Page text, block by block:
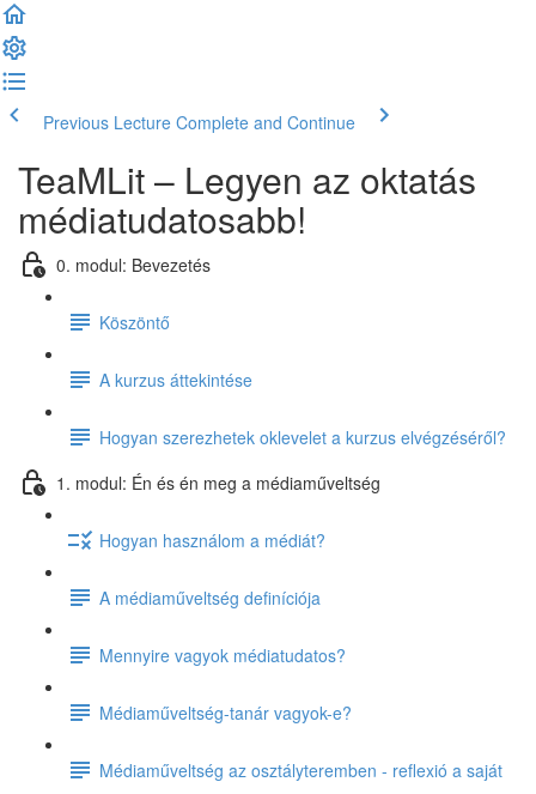
Previous Lecture Complete and Continue
TeaMLit – Legyen az oktatás
médiatudatosabb!
0. modul: Bevezetés
Köszöntő
A kurzus áttekintése
Hogyan szerezhetek oklevelet a kurzus elvégzéséről?
1. modul: Én és én meg a médiaműveltség
Hogyan használom a médiát?
A médiaműveltség definíciója
Mennyire vagyok médiatudatos?
Médiaműveltség-tanár vagyok-e?
Médiaműveltség az osztályteremben - reflexió a saját